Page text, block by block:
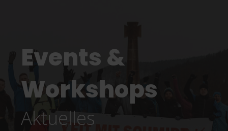
Events &
Workshops
Aktuelles